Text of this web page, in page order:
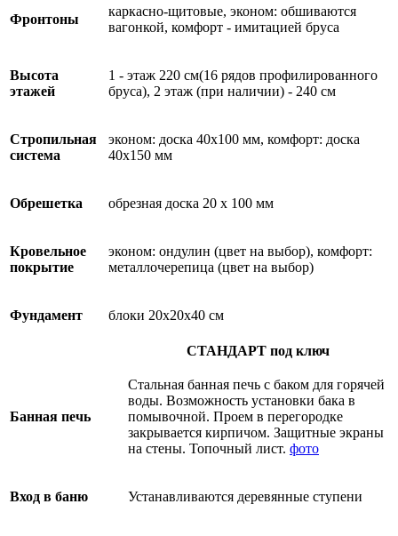
Фронтоны
каркасно-щитовые, эконом: обшиваются
вагонкой, комфорт - имитацией бруса
Высота
этажей
1 - этаж 220 см(16 рядов профилированного
бруса), 2 этаж (при наличии) - 240 см
Стропильная
система
эконом: доска 40х100 мм, комфорт: доска
40х150 мм
Обрешетка обрезная доска 20 х 100 мм
Кровельное
покрытие
эконом: ондулин (цвет на выбор), комфорт:
металлочерепица (цвет на выбор)
Фундамент блоки 20х20х40 см
СТАНДАРТ под ключ
Банная печь
Стальная банная печь с баком для горячей
воды. Возможность установки бака в
помывочной. Проем в перегородке
закрывается кирпичом. Защитные экраны
на стены. Топочный лист. фото
Вход в баню Устанавливаются деревянные ступени